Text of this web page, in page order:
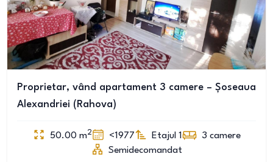
Proprietar, vând apartament 3 camere – Șoseaua
Alexandriei (Rahova)
50.00 m2 <1977 Etajul 1 3 camere
Semidecomandat